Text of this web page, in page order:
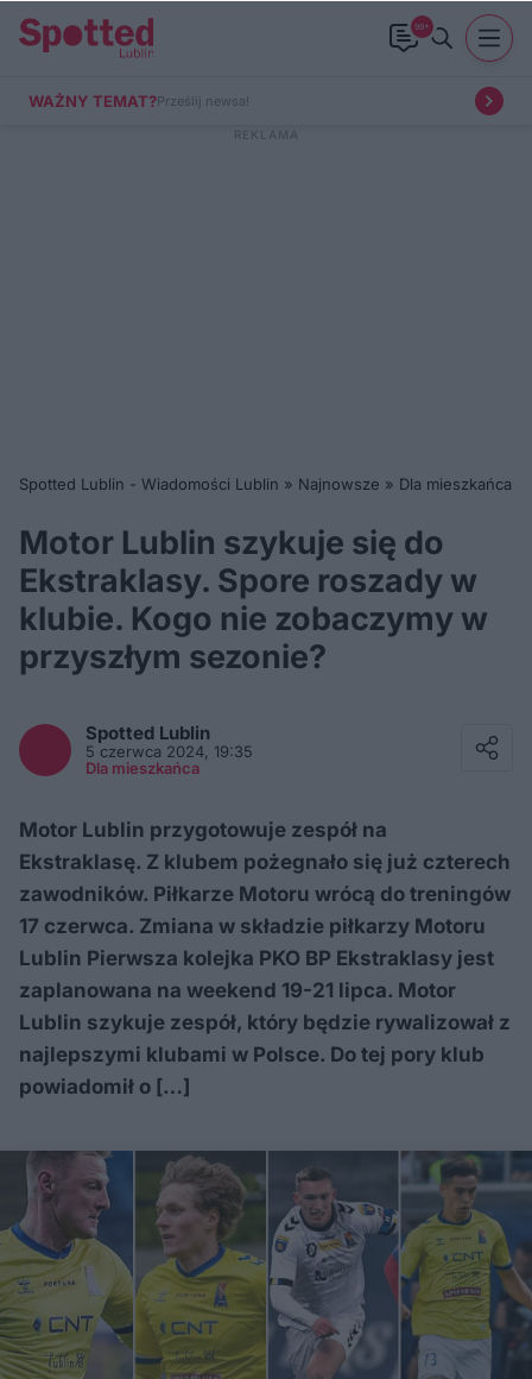
99+
WAŻNY TEMAT?Prześlij newsa!
Spotted Lublin - Wiadomości Lublin » Najnowsze » Dla mieszkańca
Motor Lublin szykuje się do
Ekstraklasy. Spore roszady w
klubie. Kogo nie zobaczymy w
przyszłym sezonie?
Spotted Lublin
5 czerwca 2024, 19:35
Dla mieszkańca
Motor Lublin przygotowuje zespół na
Ekstraklasę. Z klubem pożegnało się już czterech
zawodników. Piłkarze Motoru wrócą do treningów
17 czerwca. Zmiana w składzie piłkarzy Motoru
Lublin Pierwsza kolejka PKO BP Ekstraklasy jest
zaplanowana na weekend 19-21 lipca. Motor
Lublin szykuje zespół, który będzie rywalizował z
najlepszymi klubami w Polsce. Do tej pory klub
powiadomił o […]